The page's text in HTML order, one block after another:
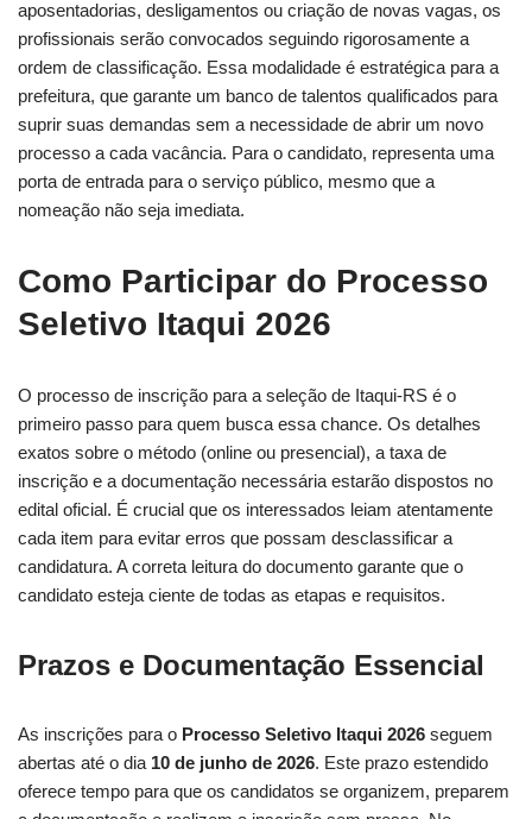
aposentadorias, desligamentos ou criação de novas vagas, os
profissionais serão convocados seguindo rigorosamente a
ordem de classificação. Essa modalidade é estratégica para a
prefeitura, que garante um banco de talentos qualificados para
suprir suas demandas sem a necessidade de abrir um novo
processo a cada vacância. Para o candidato, representa uma
porta de entrada para o serviço público, mesmo que a
nomeação não seja imediata.
Como Participar do Processo
Seletivo Itaqui 2026
O processo de inscrição para a seleção de Itaqui-RS é o
primeiro passo para quem busca essa chance. Os detalhes
exatos sobre o método (online ou presencial), a taxa de
inscrição e a documentação necessária estarão dispostos no
edital oficial. É crucial que os interessados leiam atentamente
cada item para evitar erros que possam desclassificar a
candidatura. A correta leitura do documento garante que o
candidato esteja ciente de todas as etapas e requisitos.
Prazos e Documentação Essencial
As inscrições para o Processo Seletivo Itaqui 2026 seguem
abertas até o dia 10 de junho de 2026. Este prazo estendido
oferece tempo para que os candidatos se organizem, preparem